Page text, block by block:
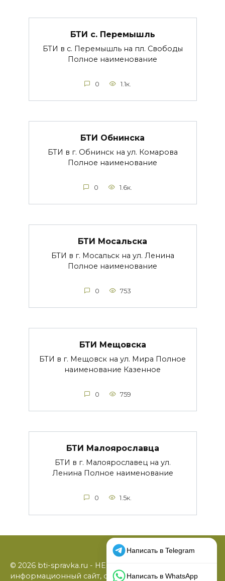
БТИ с. Перемышль
БТИ в с. Перемышль на пл. Свободы
Полное наименование
0 1.1к.
БТИ Обнинска
БТИ в г. Обнинск на ул. Комарова
Полное наименование
0 1.6к.
БТИ Мосальска
БТИ в г. Мосальск на ул. Ленина
Полное наименование
0 753
БТИ Мещовска
БТИ в г. Мещовск на ул. Мира Полное
наименование Казенное
0 759
БТИ Малоярославца
БТИ в г. Малоярославец на ул.
Ленина Полное наименование
0 1.5к.
© 2026 bti-spravka.ru - НЕофициальный
информационный сайт, содержащий открытые